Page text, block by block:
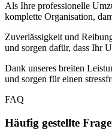
Als Ihre professionelle
komplette Organisation,
Zuverlässigkeit und
und sorgen dafür, dass Ihr
Dank unseres breiten
und sorgen für einen
FAQ
Häufig gestellte